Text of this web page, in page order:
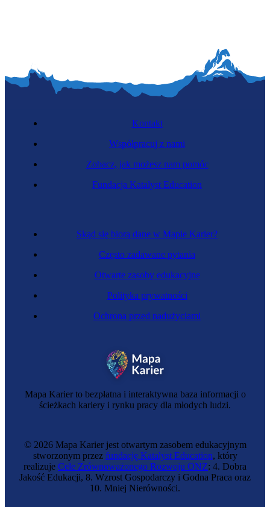
Mapa Karier to bezpłatna i interaktywna baza informacji o
ścieżkach kariery i rynku pracy dla młodych ludzi.
Skąd się biorą dane w Mapie Karier?
Często zadawane pytania
Otwarte zasoby edukacyjne
Polityka prywatności
Ochrona przed nadużyciami
Kontakt
Współpracuj z nami
Zobacz, jak możesz nam pomóc
Fundacja Katalyst Education
© 2026 Mapa Karier jest otwartym zasobem edukacyjnym
stworzonym przez fundację Katalyst Education, który
realizuje Cele Zrównoważonego Rozwoju ONZ: 4. Dobra
Jakość Edukacji, 8. Wzrost Gospodarczy i Godna Praca oraz
10. Mniej Nierówności.